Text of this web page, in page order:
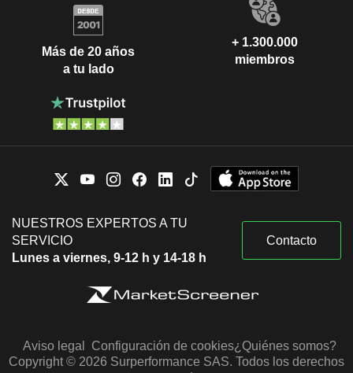
Más de 20 años
a tu lado
+ 1.300.000
miembros
NUESTROS EXPERTOS A TU
SERVICIO
Lunes a viernes, 9-12 h y 14-18 h
Contacto
Aviso legal Configuración de cookies¿Quiénes somos?
Copyright © 2026 Surperformance SAS. Todos los derechos